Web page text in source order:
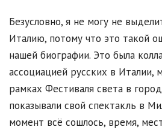
Безусловно, я не могу не
Италию, потому что это такой
нашей биографии. Это была
ассоциацией русских в Италии,
рамках Фестиваля света в
показывали свой спектакль в
момент всё сошлось, время,